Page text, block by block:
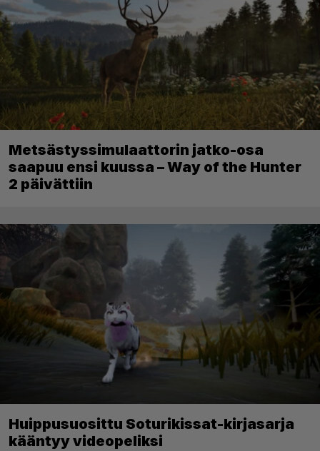
Metsästyssimulaattorin jatko-osa
saapuu ensi kuussa – Way of the Hunter
2 päivättiin
Huippusuosittu Soturikissat-kirjasarja
kääntyy videopeliksi